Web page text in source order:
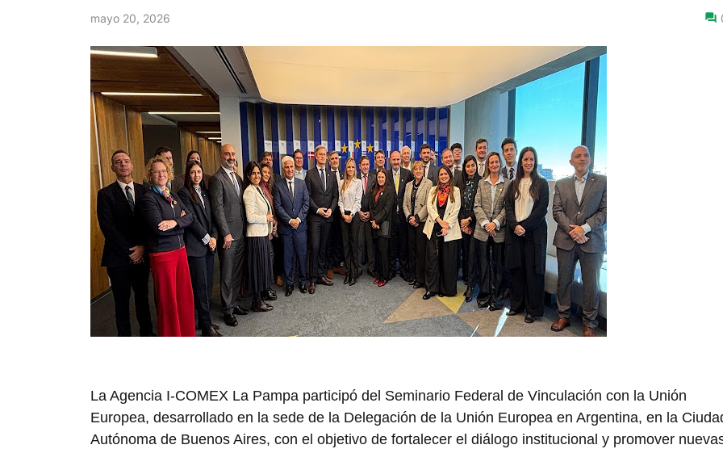
mayo 20, 2026
La Agencia I-COMEX La Pampa participó del Seminario Federal de Vinculación con la Unión
Europea, desarrollado en la sede de la Delegación de la Unión Europea en Argentina, en la
Autónoma de Buenos Aires, con el objetivo de fortalecer el diálogo institucional y promover